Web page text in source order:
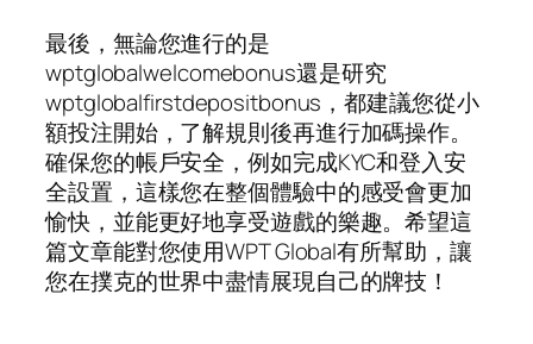
最後，無論您進行的是
wptglobalwelcomebonus還是研究
wptglobalfirstdepositbonus，都建議您從小
額投注開始，了解規則後再進行加碼操作。
確保您的帳戶安全，例如完成KYC和登入安
全設置，這樣您在整個體驗中的感受會更加
愉快，並能更好地享受遊戲的樂趣。希望這
篇文章能對您使用WPT Global有所幫助，讓
您在撲克的世界中盡情展現自己的牌技！